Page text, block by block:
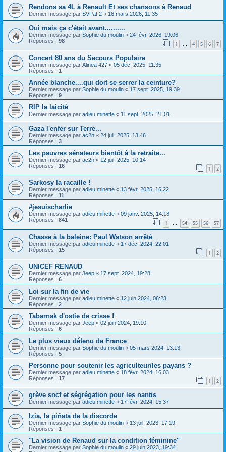
Rendons sa 4L à Renault Et ses chansons à Renaud
Dernier message par SVPat 2 « 16 mars 2026, 11:35
Oui mais ça c'était avant..........
Dernier message par Sophie du moulin « 24 févr. 2026, 19:06
Réponses : 98 1 … 4 5 6 7
Concert 80 ans du Secours Populaire
Dernier message par Alinea 427 « 05 déc. 2025, 11:35
Réponses : 1
Année blanche....qui doit se serrer la ceinture?
Dernier message par Sophie du moulin « 17 sept. 2025, 19:39
Réponses : 9
RIP la laicité
Dernier message par adieu minette « 11 sept. 2025, 21:01
Gaza l'enfer sur Terre...
Dernier message par ac2n « 24 juil. 2025, 13:46
Réponses : 3
Les pauvres sénateurs bientôt à la retraite...
Dernier message par ac2n « 12 juil. 2025, 10:14
Réponses : 16 1 2
Sarkosy la racaille !
Dernier message par adieu minette « 13 févr. 2025, 16:22
Réponses : 11
#jesuischarlie
Dernier message par adieu minette « 09 janv. 2025, 14:18
Réponses : 841 1 … 54 55 56 57
Chasse à la baleine: Paul Watson arrêté
Dernier message par adieu minette « 17 déc. 2024, 22:01
Réponses : 15 1 2
UNICEF RENAUD
Dernier message par Jeep « 17 sept. 2024, 19:28
Réponses : 6
Loi sur la fin de vie
Dernier message par adieu minette « 12 juin 2024, 06:23
Réponses : 2
Tabarnak d'ostie de crisse !
Dernier message par Jeep « 02 juin 2024, 19:10
Réponses : 6
Le plus vieux détenu de France
Dernier message par Sophie du moulin « 05 mars 2024, 13:13
Réponses : 5
Personne pour soutenir les agriculteur/les payans ?
Dernier message par adieu minette « 18 févr. 2024, 16:03
Réponses : 17 1 2
grève sncf et ségrégation pour les nantis
Dernier message par adieu minette « 17 févr. 2024, 15:37
Izia, la piñata de la discorde
Dernier message par Sophie du moulin « 13 juil. 2023, 17:19
Réponses : 1
"La vision de Renaud sur la condition féminine"
Dernier message par Sophie du moulin « 29 juin 2023, 19:34